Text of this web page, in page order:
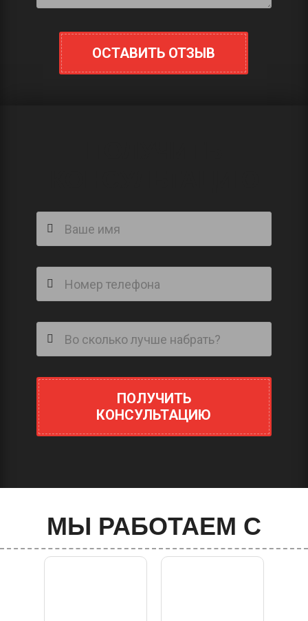
ОСТАВИТЬ ОТЗЫВ
ПОЛУЧИТЬ
КОНСУЛЬТАЦИЮ
МЫ РАБОТАЕМ С